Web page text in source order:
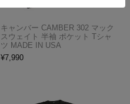
キャンバー CAMBER 302 マック
スウェイト 半袖 ポケット Tシャ
ツ MADE IN USA
¥7,990